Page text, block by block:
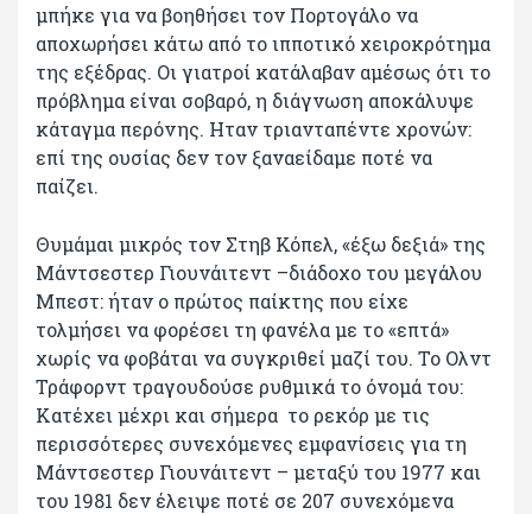
μπήκε για να βοηθήσει τον Πορτογάλο να
αποχωρήσει κάτω από το ιπποτικό χειροκρότημα
της εξέδρας. Οι γιατροί κατάλαβαν αμέσως ότι το
πρόβλημα είναι σοβαρό, η διάγνωση αποκάλυψε
κάταγμα περόνης. Ηταν τριανταπέντε χρονών:
επί της ουσίας δεν τον ξαναείδαμε ποτέ να
παίζει.
Θυμάμαι μικρός τον Στηβ Κόπελ, «έξω δεξιά» της
Μάντσεστερ Γιουνάιτεντ –διάδοχο του μεγάλου
Μπεστ: ήταν ο πρώτος παίκτης που είχε
τολμήσει να φορέσει τη φανέλα με το «επτά»
χωρίς να φοβάται να συγκριθεί μαζί του. Το Ολντ
Τράφορντ τραγουδούσε ρυθμικά το όνομά του:
Κατέχει μέχρι και σήμερα το ρεκόρ με τις
περισσότερες συνεχόμενες εμφανίσεις για τη
Μάντσεστερ Γιουνάιτεντ – μεταξύ του 1977 και
του 1981 δεν έλειψε ποτέ σε 207 συνεχόμενα